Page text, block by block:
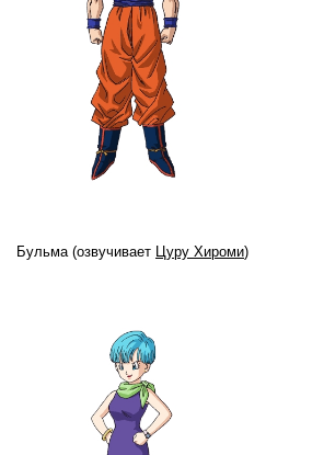
Бульма (озвучивает Цуру Хироми)